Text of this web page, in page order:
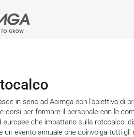
in seno ad Acimga con l’obiettivo di
corsi per formare il personale con le
europee che impattano sulla rotocalco;
un evento annuale che coinvolga tutti